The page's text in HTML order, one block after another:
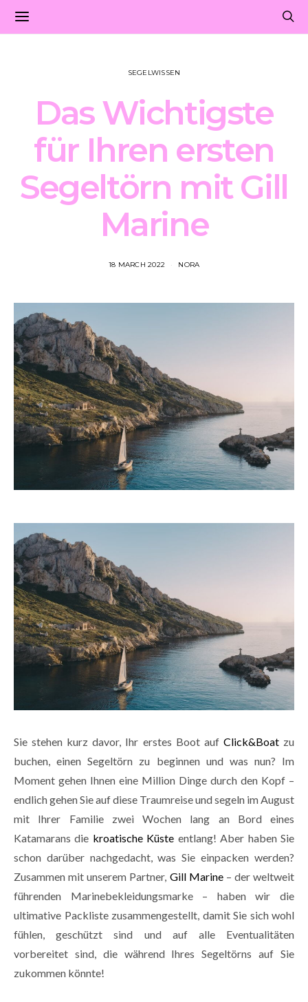
SEGELWISSEN
Das Wichtigste
für Ihren ersten
Segeltörn mit Gill
Marine
18 MARCH 2022 NORA
Sie stehen kurz davor, Ihr erstes Boot auf Click&Boatzu
buchen, einen Segeltörn zu beginnen und was nun? Im
Moment gehen Ihnen eine Million Dinge durch den Kopf –
endlich gehen Sie auf diese Traumreise und segeln im August
mit Ihrer Familie zwei Wochen lang an Bord eines
Katamarans die kroatische Küste entlang! Aber haben Sie
schon darüber nachgedacht, was Sie einpacken werden?
Zusammen mit unserem Partner, Gill Marine– der weltweit
führenden Marinebekleidungsmarke – haben wir die
ultimative Packliste zusammengestellt, damit Sie sich wohl
fühlen, geschützt sind und auf alle Eventualitäten
vorbereitet sind, die während Ihres Segeltörns auf Sie
zukommen könnte!